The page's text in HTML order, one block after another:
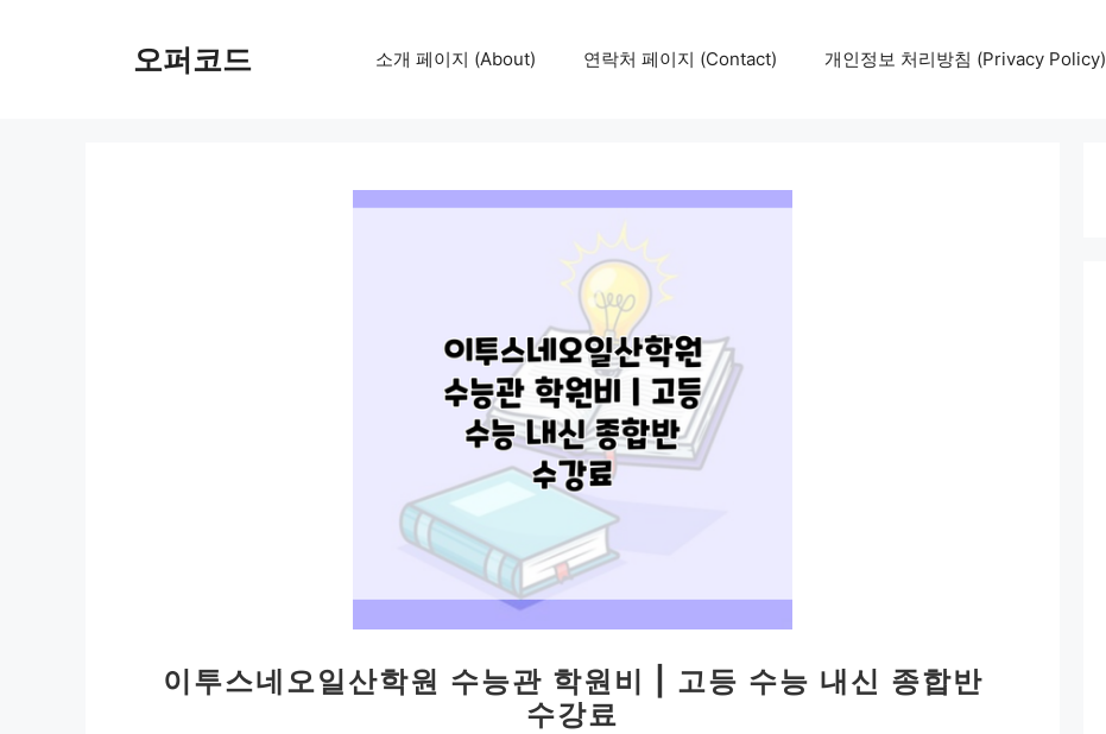
오퍼코드 소개 페이지 (About) 연락처 페이지 (Contact) 개인정보 처리방침 (Privacy Policy)
이투스네오일산학원 수능관 학원비 | 고등 수능 내신 종합반
수강료